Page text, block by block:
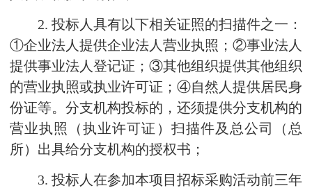
2. 投标人具有以下相关证照的扫描件之一：
①企业法人提供企业法人营业执照；②事业法人
提供事业法人登记证；③其他组织提供其他组织
的营业执照或执业许可证；④自然人提供居民身
份证等。分支机构投标的，还须提供分支机构的
营业执照（执业许可证）扫描件及总公司（总
所）出具给分支机构的授权书；
3. 投标人在参加本项目招标采购活动前三年